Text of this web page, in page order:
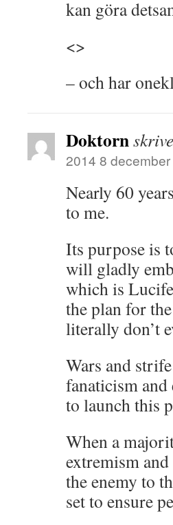
kan göra
<>
– och har
Doktorn
2014 8
Nearly 60
to me.
Its purpose is
will gladly
which is
the plan for
literally don’t
Wars and
fanaticism and
to launch this
When a
extremism
the enemy to
set to ensure